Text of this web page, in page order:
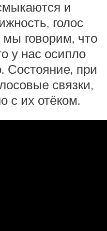
и
голос
мы говорим, что
у нас осипло
Состояние, при
связки,
с их отёком.